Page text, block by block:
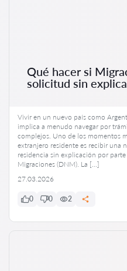
Qué hacer si
solicitud sin
Vivir en un nuevo país como
implica a menudo navegar por
complejos. Uno de los momentos
extranjero residente es recibir una
residencia sin explicación por
Migraciones (DNM). La […]
27.03.2026
0 0 2